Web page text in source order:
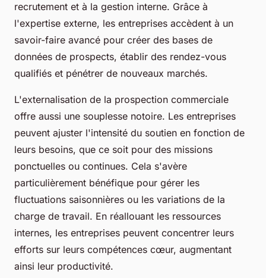
recrutement et à la gestion interne. Grâce à
l'expertise externe, les entreprises accèdent à un
savoir-faire avancé pour créer des bases de
données de prospects, établir des rendez-vous
qualifiés et pénétrer de nouveaux marchés.
L'externalisation de la prospection commerciale
offre aussi une souplesse notoire. Les entreprises
peuvent ajuster l'intensité du soutien en fonction de
leurs besoins, que ce soit pour des missions
ponctuelles ou continues. Cela s'avère
particulièrement bénéfique pour gérer les
fluctuations saisonnières ou les variations de la
charge de travail. En réallouant les ressources
internes, les entreprises peuvent concentrer leurs
efforts sur leurs compétences cœur, augmentant
ainsi leur productivité.